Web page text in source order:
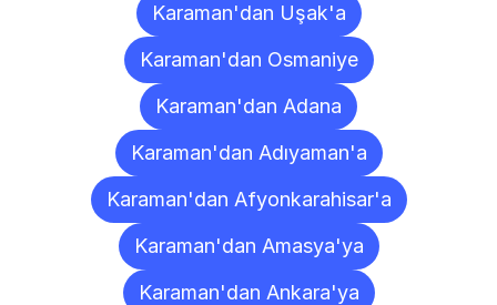
Karaman'dan Uşak'a
Karaman'dan Osmaniye
Karaman'dan Adana
Karaman'dan Adıyaman'a
Karaman'dan Afyonkarahisar'a
Karaman'dan Amasya'ya
Karaman'dan Ankara'ya